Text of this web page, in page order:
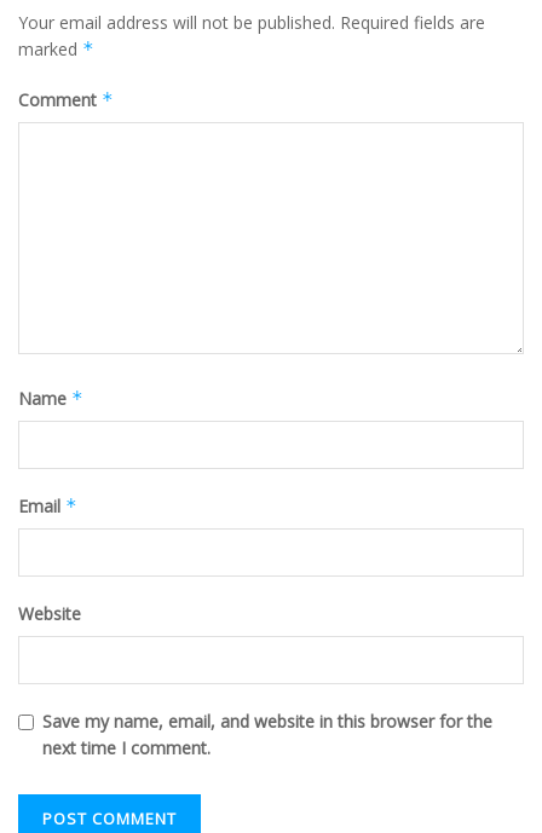
Your email address will not be published. Required fields are
marked *
Comment *
Name *
Email *
Website
Save my name, email, and website in this browser for the
next time I comment.